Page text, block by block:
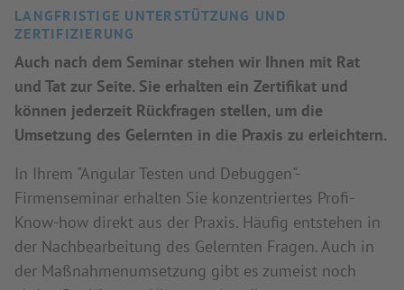
LANGFRISTIGE UNTERSTÜTZUNG UND
ZERTIFIZIERUNG
Auch nach dem Seminar stehen wir Ihnen mit Rat
und Tat zur Seite. Sie erhalten ein Zertifikat und
können jederzeit Rückfragen stellen, um die
Umsetzung des Gelernten in die Praxis zu erleichtern.
In Ihrem "Angular Testen und Debuggen"-
Firmenseminar erhalten Sie konzentriertes Profi-
Know-how direkt aus der Praxis. Häufig entstehen in
der Nachbearbeitung des Gelernten Fragen. Auch in
der Maßnahmenumsetzung gibt es zumeist noch